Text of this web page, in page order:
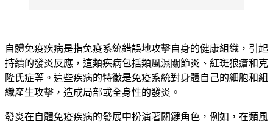
自體免疫疾病是指免疫系統錯誤地攻擊自身的健康組織，引起
持續的發炎反應，這類疾病包括類風濕關節炎、紅斑狼瘡和克
隆氏症等。這些疾病的特徵是免疫系統對身體自己的細胞和組
織產生攻擊，造成局部或全身性的發炎。
發炎在自體免疫疾病的發展中扮演著關鍵角色，例如，在類風